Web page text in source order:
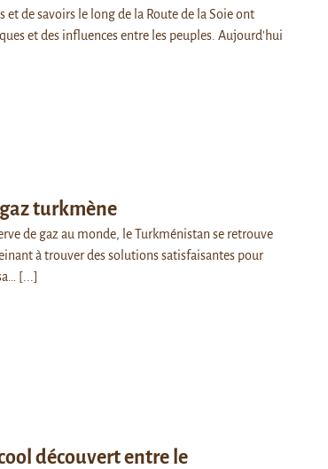
et de savoirs le long de la Route de la Soie ont
et des influences entre les peuples. Aujourd'hui
turkmène
de gaz au monde, le Turkménistan se retrouve
à trouver des solutions satisfaisantes pour
[...]
découvert entre le